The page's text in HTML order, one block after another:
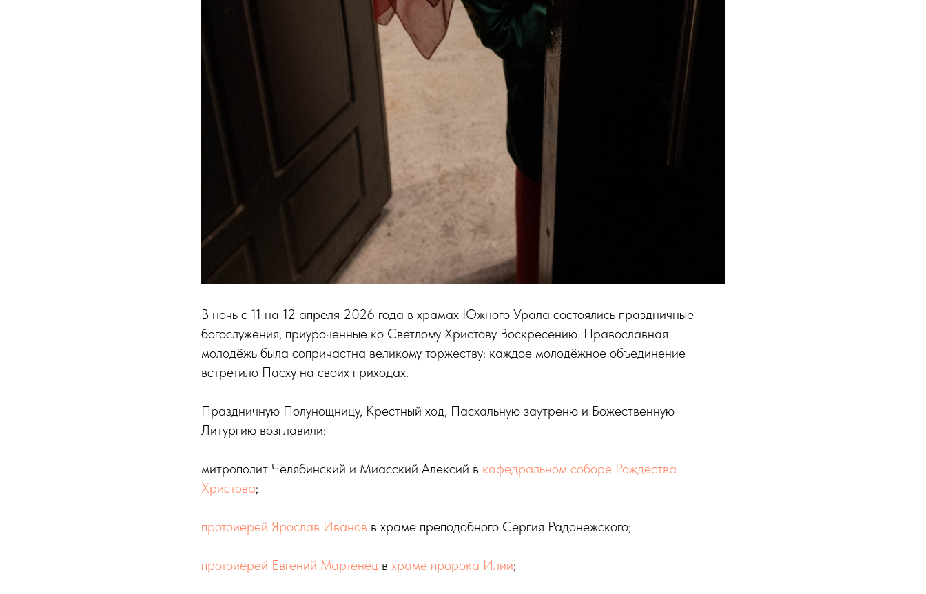
В ночь с 11 на 12 апреля 2026 года в храмах Южного Урала состоялись праздничные
богослужения, приуроченные ко Светлому Христову Воскресению. Православная
молодёжь была сопричастна великому торжеству: каждое молодёжное объединение
встретило Пасху на своих приходах.
Праздничную Полунощницу, Крестный ход, Пасхальную заутреню и Божественную
Литургию возглавили:
митрополит Челябинский и Миасский Алексий в кафедральном соборе Рождества
Христова;
протоиерей Ярослав Иванов в храме преподобного Сергия Радонежского;
протоиерей Евгений Мартенец в храме пророка Илии;